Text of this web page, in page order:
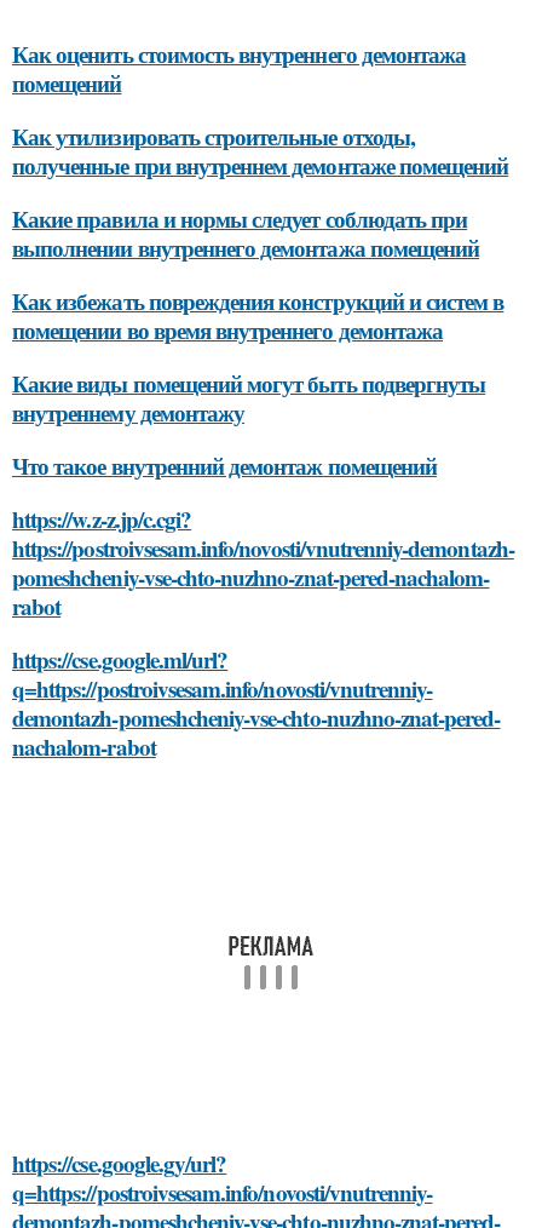
Как оценить стоимость внутреннего демонтажа
помещений
Как утилизировать строительные отходы,
полученные при внутреннем демонтаже помещений
Какие правила и нормы следует соблюдать при
выполнении внутреннего демонтажа помещений
Как избежать повреждения конструкций и систем в
помещении во время внутреннего демонтажа
Какие виды помещений могут быть подвергнуты
внутреннему демонтажу
Что такое внутренний демонтаж помещений
https://w.z-z.jp/c.cgi?
https://postroivsesam.info/novosti/vnutrenniy-demontazh-
pomeshcheniy-vse-chto-nuzhno-znat-pered-nachalom-
rabot
https://cse.google.ml/url?
q=https://postroivsesam.info/novosti/vnutrenniy-
demontazh-pomeshcheniy-vse-chto-nuzhno-znat-pered-
nachalom-rabot
https://cse.google.gy/url?
q=https://postroivsesam.info/novosti/vnutrenniy-
demontazh-pomeshcheniy-vse-chto-nuzhno-znat-pered-